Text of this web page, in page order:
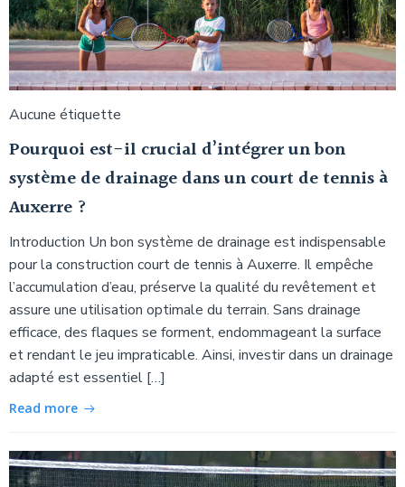
Aucune étiquette
Pourquoi est-il crucial d’intégrer un bon
système de drainage dans un court de tennis à
Auxerre ?
Introduction Un bon système de drainage est indispensable
pour la construction court de tennis à Auxerre. Il empêche
l’accumulation d’eau, préserve la qualité du revêtement et
assure une utilisation optimale du terrain. Sans drainage
efficace, des flaques se forment, endommageant la surface
et rendant le jeu impraticable. Ainsi, investir dans un drainage
adapté est essentiel […]
Read more